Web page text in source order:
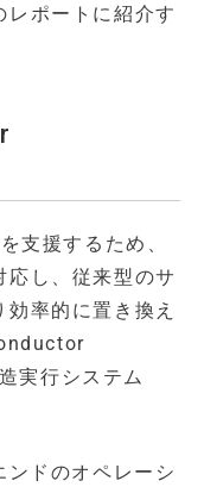
レポートに紹介す
支援するため、
応し、従来型のサ
率的に置き換え
実行システム
ンドのオペレーシ